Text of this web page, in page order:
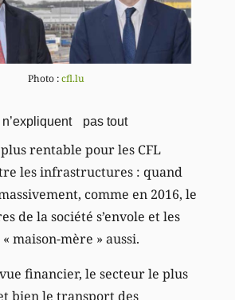
Photo :cfl.lu
n’expliquent pas tout
rentable pour les CFL
les infrastructures : quand
comme en 2016, le
de la société s’envole et les
maison-mère » aussi.
financier, le secteur le plus
bien le transport des